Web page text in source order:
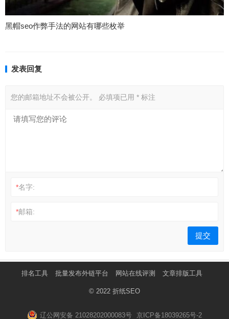
黑帽seo作弊手法的网站有哪些枚举
发表回复
您的邮箱地址不会被公开。 必填项已用 * 标注
*名字:
*邮箱:
排名工具 批量发布外链平台 网站在线评测 文章排版工具
© 2022 折纸SEO
辽公网安备 21028202000083号 京ICP备18039265号-2